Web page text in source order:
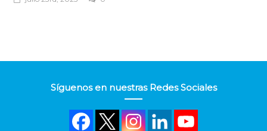
Síguenos en nuestras Redes Sociales